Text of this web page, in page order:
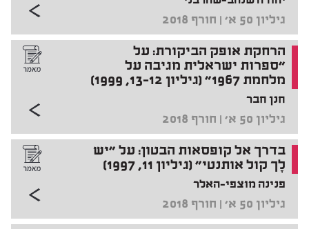
גיליון 50 א' | חורף 2018
הרחקת אופק הביקורת: על
"ספרות ישראלית מגיבה על
מלחמת 1967" (גיליון 12–13, 1999)
חנן חבר
גיליון 50 א' | חורף 2018
בדרך אל קופסאות הבטון: על "יש
לָך קול אותנטי" (גיליון 11, 1997)
פנינה מוצפי-האלר
גיליון 50 א' | חורף 2018